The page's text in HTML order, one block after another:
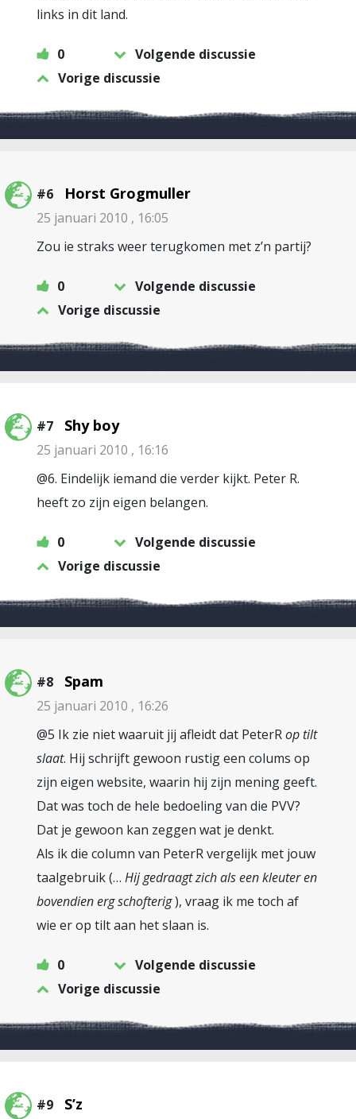
links in dit land.
0
Volgende discussie
Vorige discussie
#6 Horst Grogmuller
25 januari 2010 , 16:05
Zou ie straks weer terugkomen met z’n partij?
0
Volgende discussie
Vorige discussie
#7 Shy boy
25 januari 2010 , 16:16
@6. Eindelijk iemand die verder kijkt. Peter R.
heeft zo zijn eigen belangen.
0
Volgende discussie
Vorige discussie
#8 Spam
25 januari 2010 , 16:26
@5 Ik zie niet waaruit jij afleidt dat PeterRop tilt
slaat. Hij schrijft gewoon rustig een colums op
zijn eigen website, waarin hij zijn mening geeft.
Dat was toch de hele bedoeling van die PVV?
Dat je gewoon kan zeggen wat je denkt.
Als ik die column van PeterR vergelijk met jouw
taalgebruik (… Hij gedraagt zich als een kleuter en
bovendien erg schofterig), vraag ik me toch af
wie er op tilt aan het slaan is.
0
Volgende discussie
Vorige discussie
#9 S’z